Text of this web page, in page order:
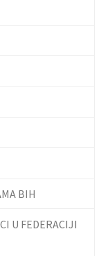
BIH
U FEDERACIJI